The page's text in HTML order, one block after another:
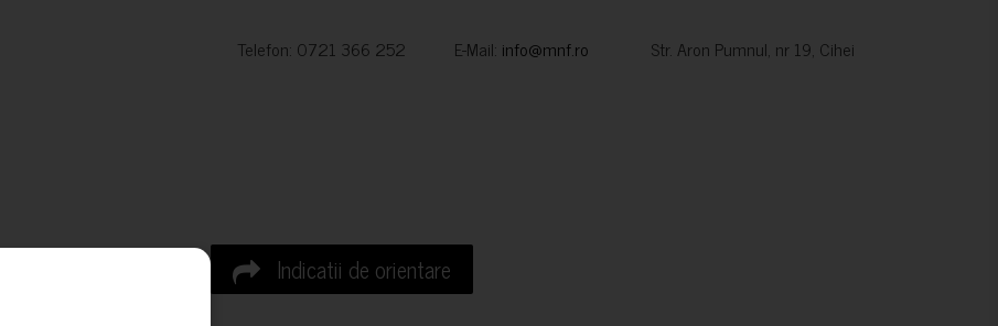
Telefon: 0721 366 252 E-Mail: info@mnf.ro Str. Aron Pumnul, nr 19, Cihei
Indicatii de orientare